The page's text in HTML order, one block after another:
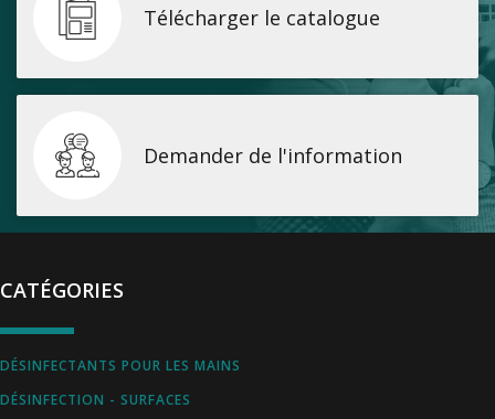
Télécharger le catalogue
Demander de l'information
CATÉGORIES
DÉSINFECTANTS POUR LES MAINS
DÉSINFECTION - SURFACES